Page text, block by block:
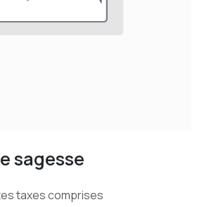
sagesse
taxes comprises